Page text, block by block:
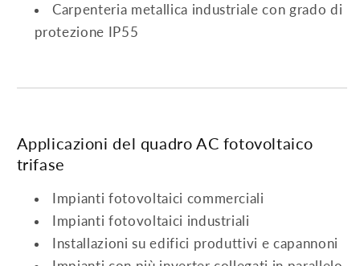
Carpenteria metallica industriale con grado di
protezione IP55
Applicazioni del quadro AC fotovoltaico
trifase
Impianti fotovoltaici commerciali
Impianti fotovoltaici industriali
Installazioni su edifici produttivi e capannoni